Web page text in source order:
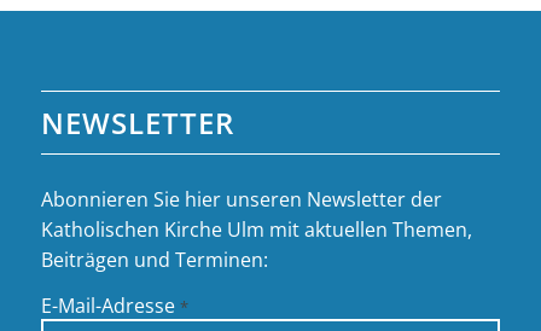
NEWSLETTER
Abonnieren Sie hier unseren Newsletter der
Katholischen Kirche Ulm mit aktuellen Themen,
Beiträgen und Terminen:
E-Mail-Adresse *